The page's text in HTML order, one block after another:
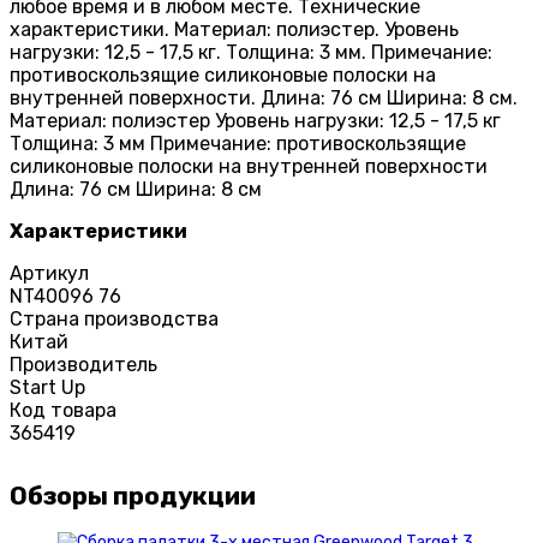
любое время и в любом месте. Технические
характеристики. Материал: полиэстер. Уровень
нагрузки: 12,5 - 17,5 кг. Толщина: 3 мм. Примечание:
противоскользящие силиконовые полоски на
внутренней поверхности. Длина: 76 см Ширина: 8 см.
Материал: полиэстер Уровень нагрузки: 12,5 - 17,5 кг
Толщина: 3 мм Примечание: противоскользящие
силиконовые полоски на внутренней поверхности
Длина: 76 см Ширина: 8 см
Характеристики
Артикул
NT40096 76
Страна производства
Китай
Производитель
Start Up
Код товара
365419
Обзоры продукции